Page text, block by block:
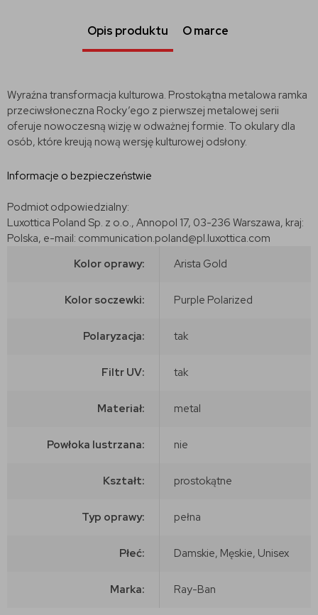
Opis produktu O marce
Wyraźna transformacja kulturowa. Prostokątna metalowa ramka
przeciwsłoneczna Rocky’ego z pierwszej metalowej serii
oferuje nowoczesną wizję w odważnej formie. To okulary dla
osób, które kreują nową wersję kulturowej odsłony.
Informacje o bezpieczeństwie
Podmiot odpowiedzialny:
Luxottica Poland Sp. z o.o., Annopol 17, 03-236 Warszawa, kraj:
Polska, e-mail: communication.poland@pl.luxottica.com
Kolor oprawy:
Arista Gold
Kolor soczewki: Purple Polarized
Polaryzacja: tak
Filtr UV: tak
Materiał: metal
Powłoka lustrzana: nie
Kształt: prostokątne
Typ oprawy: pełna
Płeć: Damskie, Męskie, Unisex
Marka: Ray-Ban